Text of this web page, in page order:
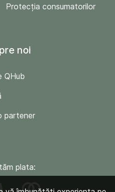
Protecția consumatorilor
noi
QHub
partener
plata: